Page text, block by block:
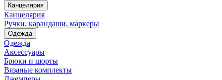
Канцелярия
Канцелярия
Ручки, карандаши, маркеры
Одежда
Одежда
Аксессуары
Брюки и шорты
Вязаные комплекты